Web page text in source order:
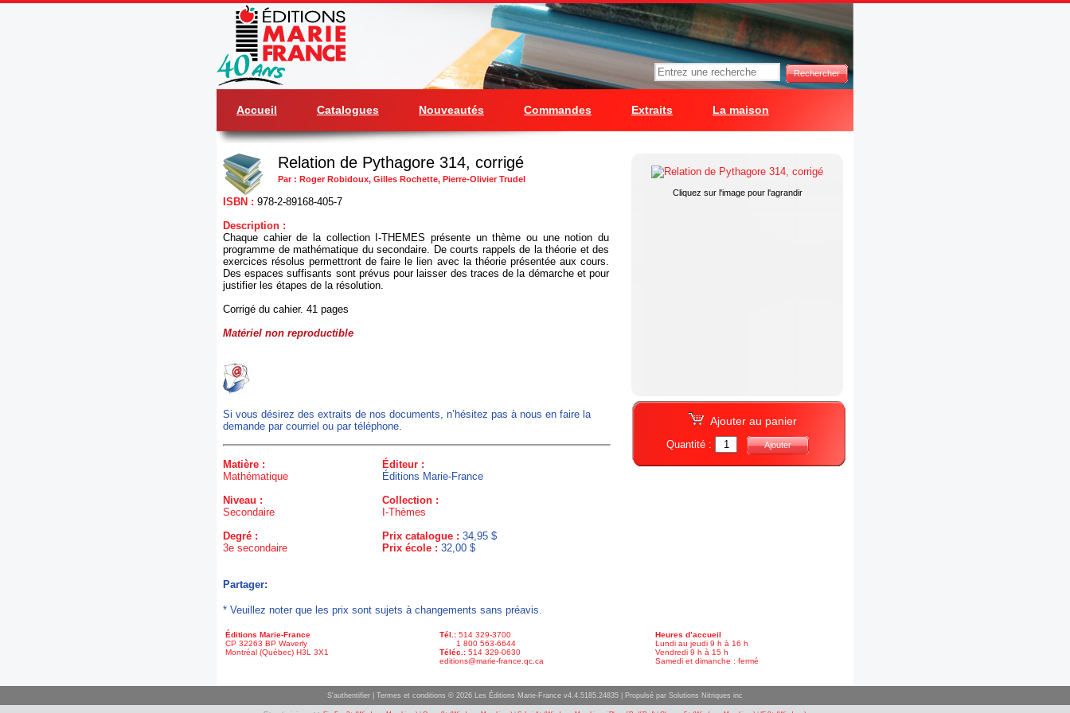
Rechercher
Accueil Catalogues Nouveautés Commandes Extraits La maison
Relation de Pythagore 314, corrigé
Par : Roger Robidoux, Gilles Rochette, Pierre-Olivier Trudel
ISBN : 978-2-89168-405-7
Description :
Chaque cahier de la collection I-THEMES présente un thème ou une notion du
programme de mathématique du secondaire. De courts rappels de la théorie et des
exercices résolus permettront de faire le lien avec la théorie présentée aux cours.
Des espaces suffisants sont prévus pour laisser des traces de la démarche et pour
justifier les étapes de la résolution.
Corrigé du cahier. 41 pages
Matériel non reproductible
Si vous désirez des extraits de nos documents, n’hésitez pas à nous en faire la
demande par courriel ou par téléphone.
Matière :
Mathématique
Niveau :
Secondaire
Degré :
3e secondaire
Éditeur :
Éditions Marie-France
Collection :
I-Thèmes
Prix catalogue : 34,95 $
Prix école : 32,00 $
Cliquez sur l'image pour l'agrandir
Ajouter au panier
Quantité : Ajouter
Partager:
* Veuillez noter que les prix sont sujets à changements sans préavis.
Éditions Marie-France
CP 32263 BP Waverly
Montréal (Québec) H3L 3X1
Tél.: 514 329-3700
1 800 563-6644
Téléc.: 514 329-0630
editions@marie-france.qc.ca
Heures d’accueil
Lundi au jeudi 9 h à 16 h
Vendredi 9 h à 15 h
Samedi et dimanche : fermé
S'authentifier Termes et conditions © 2026 Les Éditions Marie-France v4.4.5185.24835 | Propulsé par Solutions Nitriques inc